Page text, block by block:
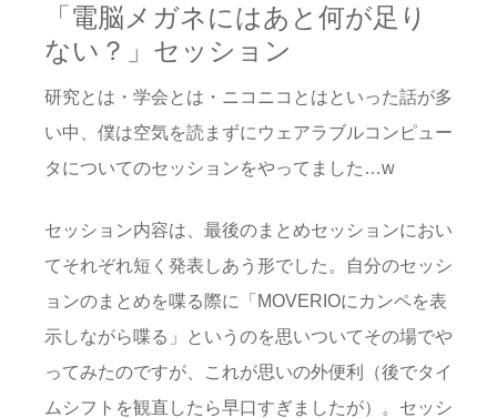
「電脳メガネにはあと何が足り
ない？」セッション
研究とは・学会とは・ニコニコとはといった話が多
い中、僕は空気を読まずにウェアラブルコンピュー
タについてのセッションをやってました…w
セッション内容は、最後のまとめセッションにおい
てそれぞれ短く発表しあう形でした。自分のセッシ
ョンのまとめを喋る際に「MOVERIOにカンペを表
示しながら喋る」というのを思いついてその場でや
ってみたのですが、これが思いの外便利（後でタイ
ムシフトを観直したら早口すぎましたが）。セッシ